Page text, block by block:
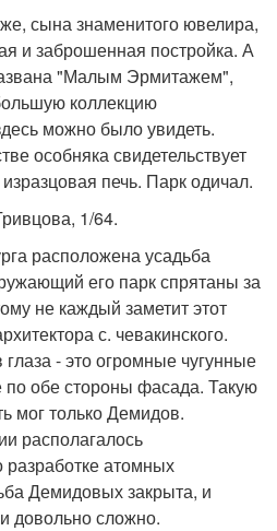
сына знаменитого ювелира,
и заброшенная постройка. А
"Малым Эрмитажем",
коллекцию
можно было увидеть.
особняка свидетельствует
печь. Парк одичал.
1/64.
расположена усадьба
его парк спрятаны за
не каждый заметит этот
с. чевакинского.
глаза - это огромные чугунные
обе стороны фасада. Такую
мог только Демидов.
располагалось
разработке атомных
Демидовых закрыта, и
довольно сложно.